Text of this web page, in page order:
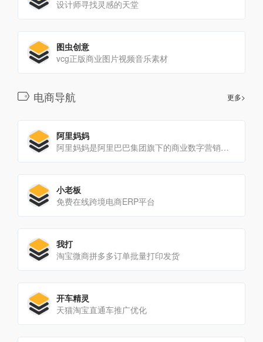
设计师寻找灵感的天堂
图虫创意
vcg正版商业图片视频音乐素材
电商导航 更多>
阿里妈妈
阿里妈妈是阿里巴巴集团旗下的商业数字营销平台
小老板
免费在线跨境电商ERP平台
我打
淘宝微商拼多多订单批量打印发货
开车精灵
天猫淘宝直通车推广优化